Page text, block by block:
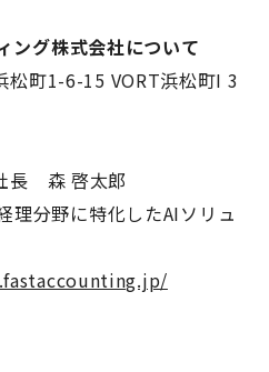
ング株式会社について
町1-6-15 VORT浜松町I 3
長 森 啓太郎
理分野に特化したAIソリュ